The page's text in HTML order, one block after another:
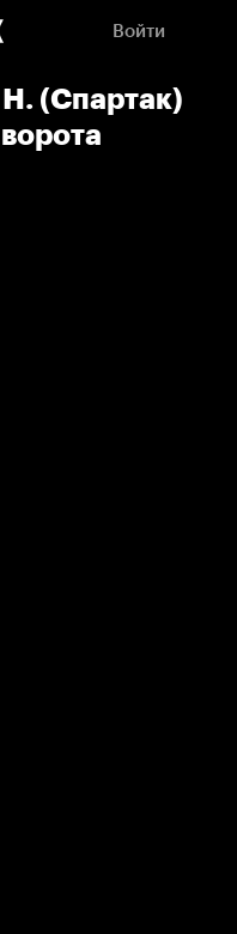
Войти
(Спартак)